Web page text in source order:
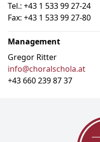
Tel.: +43 1 533 99 27-24
Fax: +43 1 533 99 27-80
Management
Gregor Ritter
info@choralschola.at
+43 660 239 87 37